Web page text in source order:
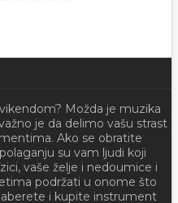
Možda je muzika
je da delimo vašu strast
Ako se obratite
su vam ljudi koji
vaše želje i nedoumice i
podržati u onome što
i kupite instrument